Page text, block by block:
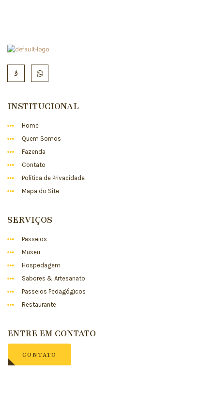
INSTITUCIONAL
Home
Quem Somos
Fazenda
Contato
Política de Privacidade
Mapa do Site
SERVIÇOS
Passeios
Museu
Hospedagem
Sabores & Artesanato
Passeios Pedagógicos
Restaurante
ENTRE EM CONTATO
CONTATO